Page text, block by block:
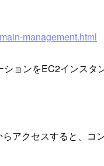
management.html
ョンをEC2インス
クセスすると、コ